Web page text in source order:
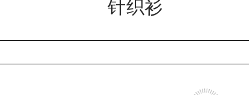
DINE V 领针织开衫 RY 混棉 POLO 衫